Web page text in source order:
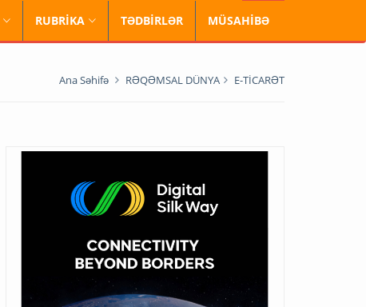
RUBRİKA TƏDBİRLƏR MÜSAHİBƏ
Ana Səhifə RƏQƏMSAL DÜNYA E-TİCARƏT